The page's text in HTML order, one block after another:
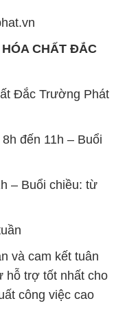
đến 11h – Buổi
– Buổi chiều: từ
trợ tốt nhất cho
công việc cao
CHẤT ĐẮC
Bình Trị